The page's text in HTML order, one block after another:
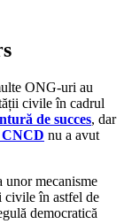
ONG-uri au
civile în cadrul
de succes, dar
CNCD nu a avut
mecanisme
civile în astfel de
democratică